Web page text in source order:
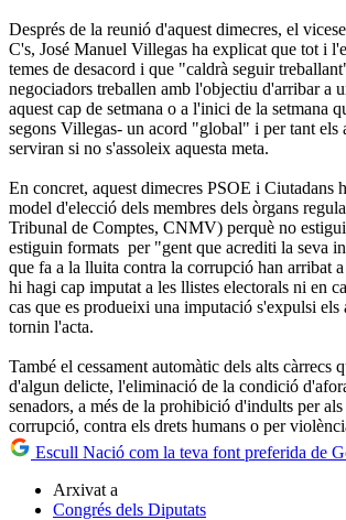
Després de la reunió d'aquest dimecres, el
C's, José Manuel Villegas ha explicat que tot i
temes de desacord i que "caldrà seguir
negociadors treballen amb l'objectiu d'arribar a
aquest cap de setmana o a l'inici de la setmana
segons Villegas- un acord "global" i per tant els
serviran si no s'assoleix aquesta meta.
En concret, aquest dimecres PSOE i Ciutadans
model d'elecció dels membres dels òrgans
Tribunal de Comptes, CNMV) perquè no
estiguin formats per "gent que acrediti la seva
que fa a la lluita contra la corrupció han arribat
hi hagi cap imputat a les llistes electorals ni en
cas que es produeixi una imputació s'expulsi els
tornin l'acta.
També el cessament automàtic dels alts càrrecs
d'algun delicte, l'eliminació de la condició
senadors, a més de la prohibició d'indults per
corrupció, contra els drets humans o per
Escull Nació com la teva font preferida de
Arxivat a
Congrés dels Diputats